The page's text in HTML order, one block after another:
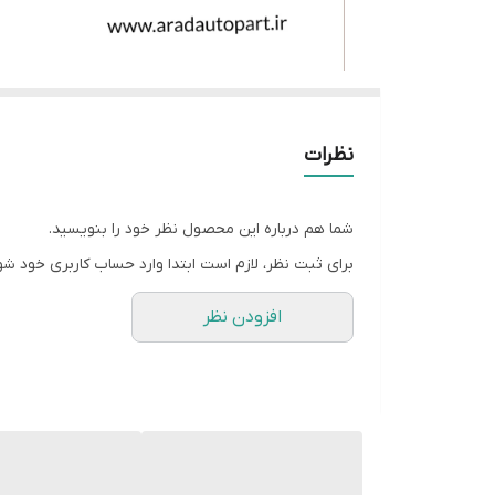
نظرات
شما هم درباره این محصول نظر خود را بنویسید.
برای ثبت نظر، لازم است ابتدا وارد حساب کاربری خود
افزودن نظر